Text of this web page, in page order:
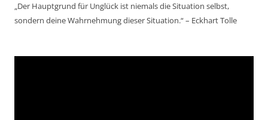
„Der Hauptgrund für Unglück ist niemals die Situation selbst,
sondern deine Wahrnehmung dieser Situation.“ – Eckhart Tolle